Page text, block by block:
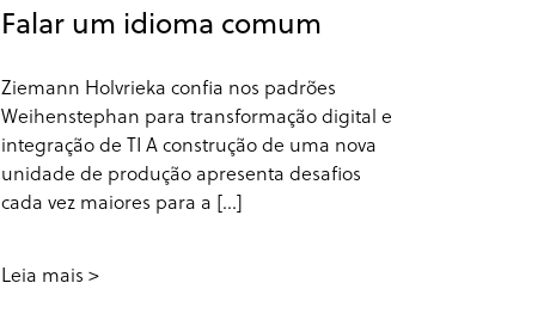
Falar um idioma comum
Ziemann Holvrieka confia nos padrões
Weihenstephan para transformação digital e
integração de TI A construção de uma nova
unidade de produção apresenta desafios
cada vez maiores para a [...]
Leia mais